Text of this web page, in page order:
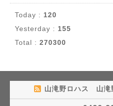
Today : 120
Yesterday : 155
Total : 270300
山滝野ロハス 山